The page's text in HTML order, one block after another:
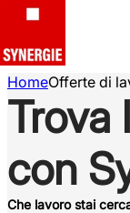
HomeOfferte di
Trova
con
Che lavoro stai